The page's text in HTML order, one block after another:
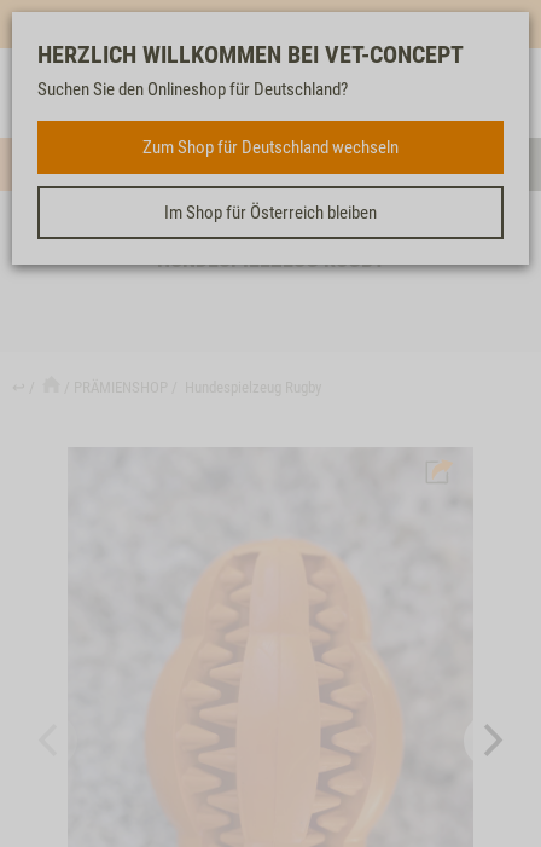
Service
HERZLICH WILLKOMMEN BEI VET-CONCEPT
Suchen Sie den Onlineshop für Deutschland?
Zum Shop für Deutschland wechseln
Im Shop für Österreich bleiben
HUNDESPIELZEUG RUGBY